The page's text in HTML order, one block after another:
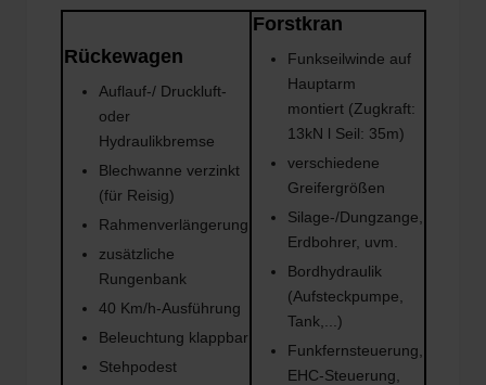
Rückewagen
Auflauf-/ Druckluft-
oder
Hydraulikbremse
Blechwanne verzinkt
(für Reisig)
Rahmenverlängerung
zusätzliche
Rungenbank
40 Km/h-Ausführung
Beleuchtung klappbar
Stehpodest
Forstkran
Funkseilwinde auf
Hauptarm
montiert (Zugkraft:
13kN l Seil: 35m)
verschiedene
Greifergrößen
Silage-/Dungzange,
Erdbohrer, uvm.
Bordhydraulik
(Aufsteckpumpe,
Tank,...)
Funkfernsteuerung,
EHC-Steuerung,